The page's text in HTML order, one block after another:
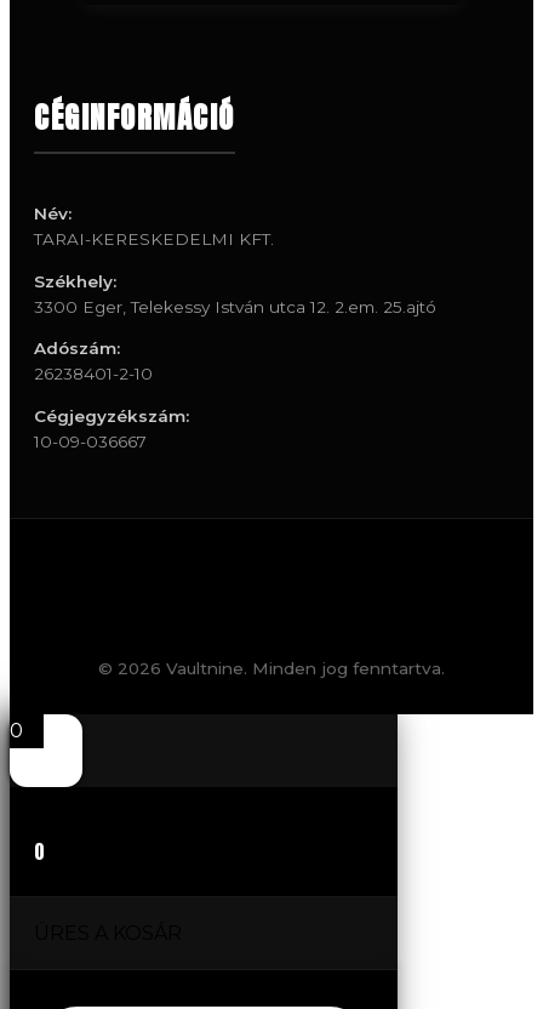
CÉGINFORMÁCIÓ
Név:
TARAI-KERESKEDELMI KFT.
Székhely:
3300 Eger, Telekessy István utca 12. 2.em. 25.ajtó
Adószám:
26238401-2-10
Cégjegyzékszám:
10-09-036667
© 2026 Vaultnine. Minden jog fenntartva.
0
0